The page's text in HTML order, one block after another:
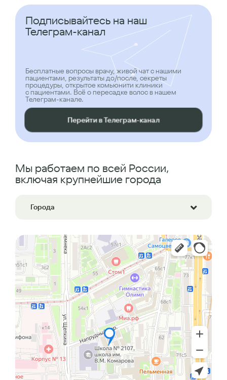
Подписывайтесь на наш
Телеграм-канал
Бесплатные вопросы врачу, живой чат с нашими
пациентами, результаты до/после, секреты
процедуры, открытое комьюнити клиники
с пациентами. Всё о пересадке волос в нашем
Телеграм-канале.
Перейти в Телеграм-канал
Мы работаем по всей России,
включая крупнейшие города
Города